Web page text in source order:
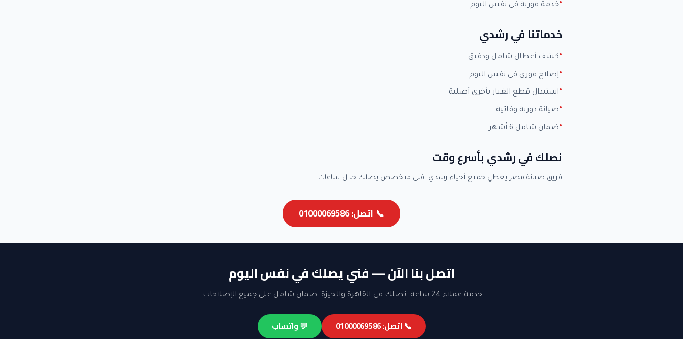
خدمة فورية في نفس اليوم
خدماتنا في رشدي
كشف أعطال شامل ودقيق
إصلاح فوري في نفس اليوم
استبدال قطع الغيار بأخرى أصلية
صيانة دورية وقائية
ضمان شامل 6 أشهر
نصلك في رشدي بأسرع وقت
فريق صيانة مصر يغطي جميع أحياء رشدي. فني متخصص يصلك خلال ساعات.
📞 اتصل: 01000069586
اتصل بنا الآن — فني يصلك في نفس اليوم
خدمة عملاء 24 ساعة. نصلك في القاهرة والجيزة. ضمان شامل على جميع الإصلاحات.
📞 اتصل: 01000069586 💬 واتساب